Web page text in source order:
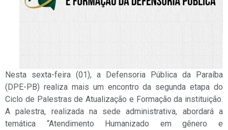
Nesta sexta-feira (01), a Defensoria Pública da Paraíba
(DPE-PB) realiza mais um encontro da segunda etapa do
Ciclo de Palestras de Atualização e Formação da instituição.
A palestra, realizada na sede administrativa, abordará a
temática “Atendimento Humanizado em gênero e